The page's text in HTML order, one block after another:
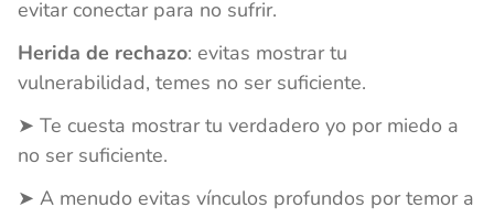
evitar conectar para no sufrir.
Herida de rechazo: evitas mostrar tu
vulnerabilidad, temes no ser suficiente.
➤ Te cuesta mostrar tu verdadero yo por miedo a
no ser suficiente.
➤ A menudo evitas vínculos profundos por temor a